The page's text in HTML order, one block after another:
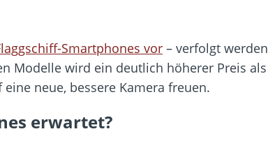
Smartphones vor – verfolgt
Modelle wird ein deutlich höherer Preis
neue, bessere Kamera freuen.
erwartet?